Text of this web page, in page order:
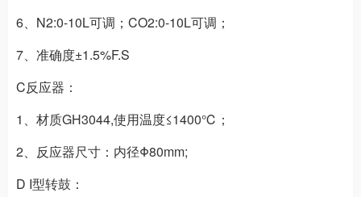
6、N2:0-10L可调；CO2:0-10L可调；
7、准确度±1.5%F.S
C反应器：
1、材质GH3044,使用温度≤1400℃；
2、反应器尺寸：内径Φ80mm;
D I型转鼓：